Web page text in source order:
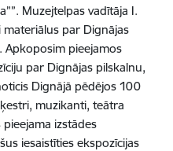
Muzejtelpas vadītāja I.
materiālus par Dignājas
pieejamos
par Dignājas pilskalnu,
Dignājā pēdējos 100
muzikanti, teātra
izstādes
iesaistīties ekspozīcijas